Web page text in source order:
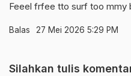
Feeel frfee tto surf too mmy
Balas 27 Mei 2026 5:29 PM
Silahkan tulis